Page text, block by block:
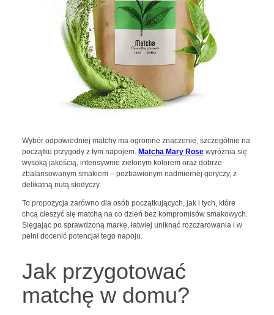
Wybór odpowiedniej matchy ma ogromne znaczenie, szczególnie na
początku przygody z tym napojem. Matcha Mary Rosewyróżnia się
wysoką jakością, intensywnie zielonym kolorem oraz dobrze
zbalansowanym smakiem – pozbawionym nadmiernej goryczy, z
delikatną nutą słodyczy.
To propozycja zarówno dla osób początkujących, jak i tych, które
chcą cieszyć się matchą na co dzień bez kompromisów smakowych.
Sięgając po sprawdzoną markę, łatwiej uniknąć rozczarowania i w
pełni docenić potencjał tego napoju.
Jak przygotować
matchę w domu?